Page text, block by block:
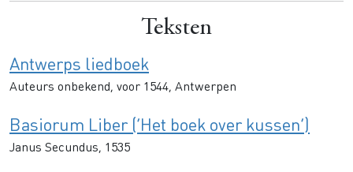
Teksten
Antwerps liedboek
Auteurs onbekend, voor 1544, Antwerpen
Basiorum Liber (‘Het boek over kussen’)
Janus Secundus, 1535